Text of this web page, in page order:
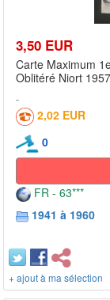
3,50 EUR
Carte Maximum
Oblitéré Niort 1957
2,02 EUR
0
FR - 63***
1941 à 1960
+ ajout à ma sélection